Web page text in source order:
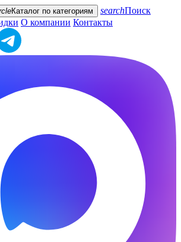
Каталог по категориям searchПоиск
О компании Контакты